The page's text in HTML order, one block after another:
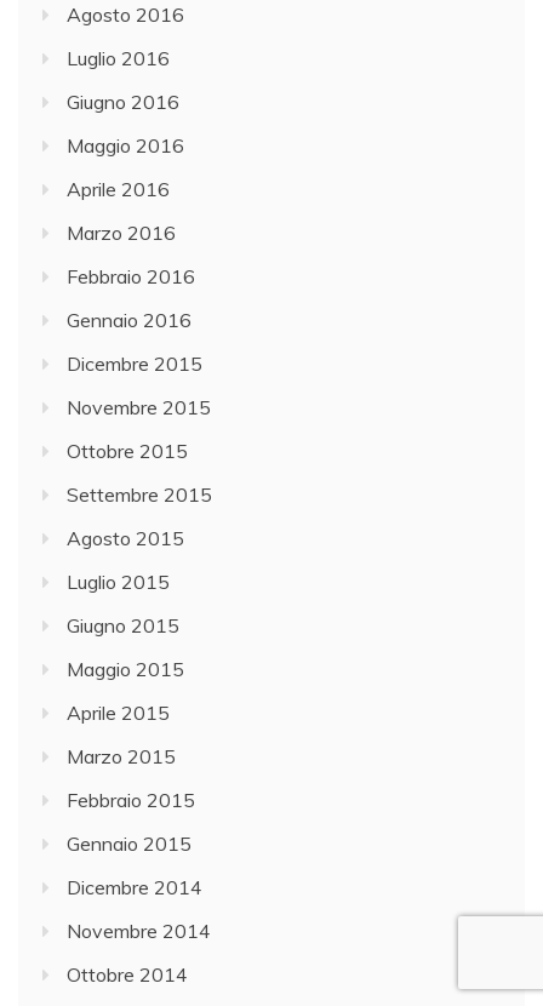
Agosto 2016
Luglio 2016
Giugno 2016
Maggio 2016
Aprile 2016
Marzo 2016
Febbraio 2016
Gennaio 2016
Dicembre 2015
Novembre 2015
Ottobre 2015
Settembre 2015
Agosto 2015
Luglio 2015
Giugno 2015
Maggio 2015
Aprile 2015
Marzo 2015
Febbraio 2015
Gennaio 2015
Dicembre 2014
Novembre 2014
Ottobre 2014